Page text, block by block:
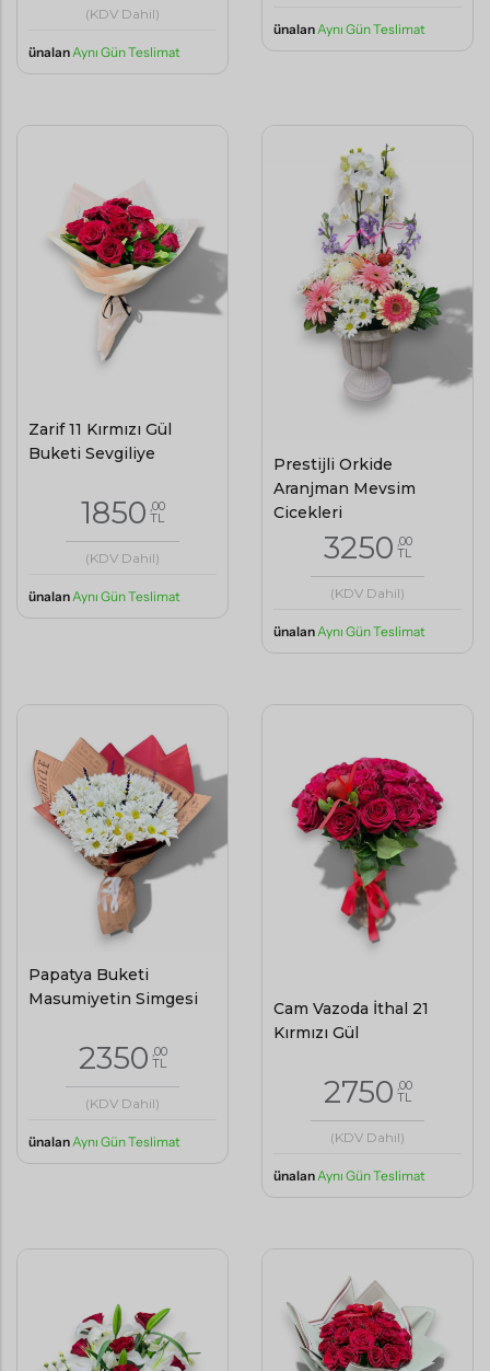
(KDV Dahil)
ünalanAynı Gün Teslimat
ünalan Aynı Gün Teslimat
Zarif 11 Kırmızı Gül
Buketi Sevgiliye
1850 ,00
TL
(KDV Dahil)
ünalanAynı Gün Teslimat
Prestijli Orkide
Aranjman Mevsim
Çiçekleri
3250 ,00
TL
(KDV Dahil)
ünalan Aynı Gün Teslimat
Papatya Buketi
Masumiyetin Simgesi
2350 ,00
TL
(KDV Dahil)
ünalan Aynı Gün Teslimat
Cam Vazoda İthal 21
Kırmızı Gül
2750 ,00
TL
(KDV Dahil)
ünalan Aynı Gün Teslimat